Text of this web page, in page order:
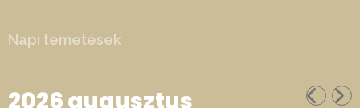
Napi temetések
2026 augusztus